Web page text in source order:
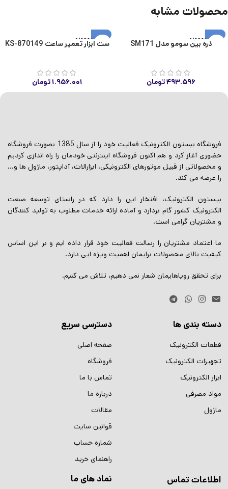
محصولات مشابه
اتمام موجودی
ذره بین سومو مدل SM171
۴۹۳.۵۹۶تومان
اتمام موجودی
ست ابزار تعمیر ساعت KS-870149
۱.۹۵۶.۰۰۱تومان
فروشگاه ببستون الکترونیک فعالیت خود را از سال 1385 بصورت فروشگاه
حضوری آغاز کرد و هم اکنون فروشگاه اینترنتی خودمان را راه اندازی کردیم
و محصولاتی از قبیل موتورهای الکترونیکی، ابزارالات، آداپتور، ماژول ها و…
را عرضه می کند.
بیستون الکترونیک، افتخار این را دارد که در راستای توسعه صنعت
الکترونیک کشور گام بردارد و آماده ارائه خدمات مطلوب به تولید کنندگان
و مشتریان گرامی است.
ما اعتماد مشتریان را رسالت فعالیت خود قرار داده ایم و بر این اساس
کیفیت بالای محصولات برایمان اهمیت ویژه ایی دارد.
برای تحقق رویاهایمان شعار نمی دهیم، تلاش می کنیم.
دسته بندی ها
قطعات الکترونیک
تجهیزات الکترونیک
ابزار الکترونیک
مواد مصرفی
ماژول
دسترسی سریع
صفحه اصلی
فروشگاه
تماس با ما
درباره ما
مقالات
قوانین سایت
شماره حساب
راهنمای خرید
اطلاعات تماس نماد های ما